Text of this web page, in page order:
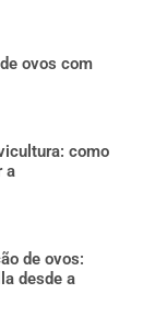
ovos com
como
a
de ovos:
desde a